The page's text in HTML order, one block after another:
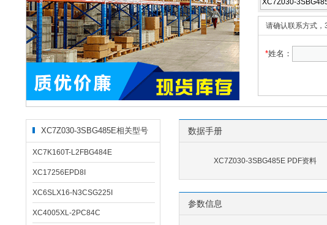
请确认联系方式，
*姓名：
XC7Z030-3SBG485E相关型号
XC7K160T-L2FBG484E
XC17256EPD8I
XC6SLX16-N3CSG225I
XC4005XL-2PC84C
数据手册
XC7Z030-3SBG485E PDF资料
参数信息